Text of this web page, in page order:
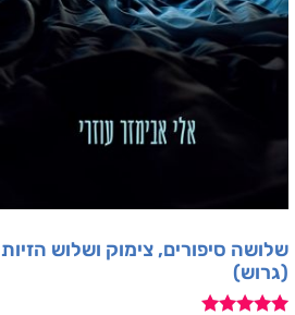
שלושה סיפורים, צימוק ושלוש הזיות
(גרוש)